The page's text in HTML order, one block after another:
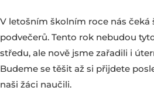
V letošním školním roce nás čeká
podvečerů. Tento rok nebudou
středu, ale nově jsme zařadili i
Budeme se těšit až si přijdete
naši žáci naučili.